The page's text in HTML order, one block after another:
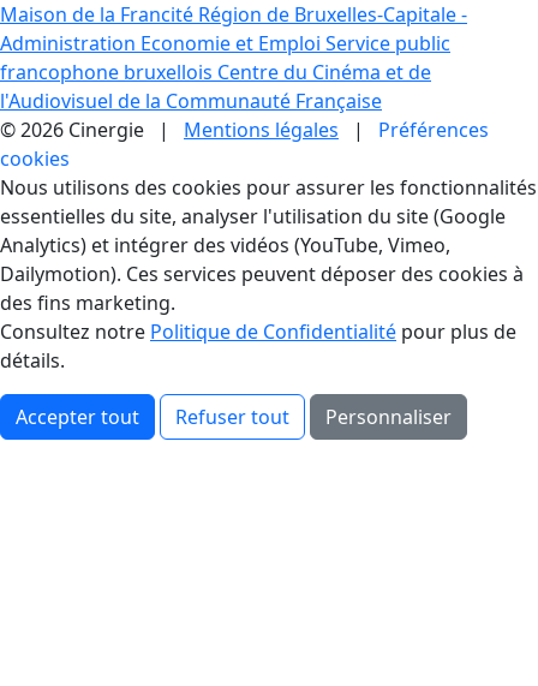
Maison de la Francité Région de Bruxelles-Capitale -
Administration Economie et Emploi Service public
francophone bruxellois Centre du Cinéma et de
l'Audiovisuel de la Communauté Française
© 2026 Cinergie | Mentions légales | Préférences
cookies
Gestion des Cookies
Nous utilisons des cookies pour assurer les fonctionnalités
essentielles du site, analyser l'utilisation du site (Google
Analytics) et intégrer des vidéos (YouTube, Vimeo,
Dailymotion). Ces services peuvent déposer des cookies à
des fins marketing.
Consultez notre Politique de Confidentialité pour plus de
détails.
Accepter tout Refuser tout Personnaliser